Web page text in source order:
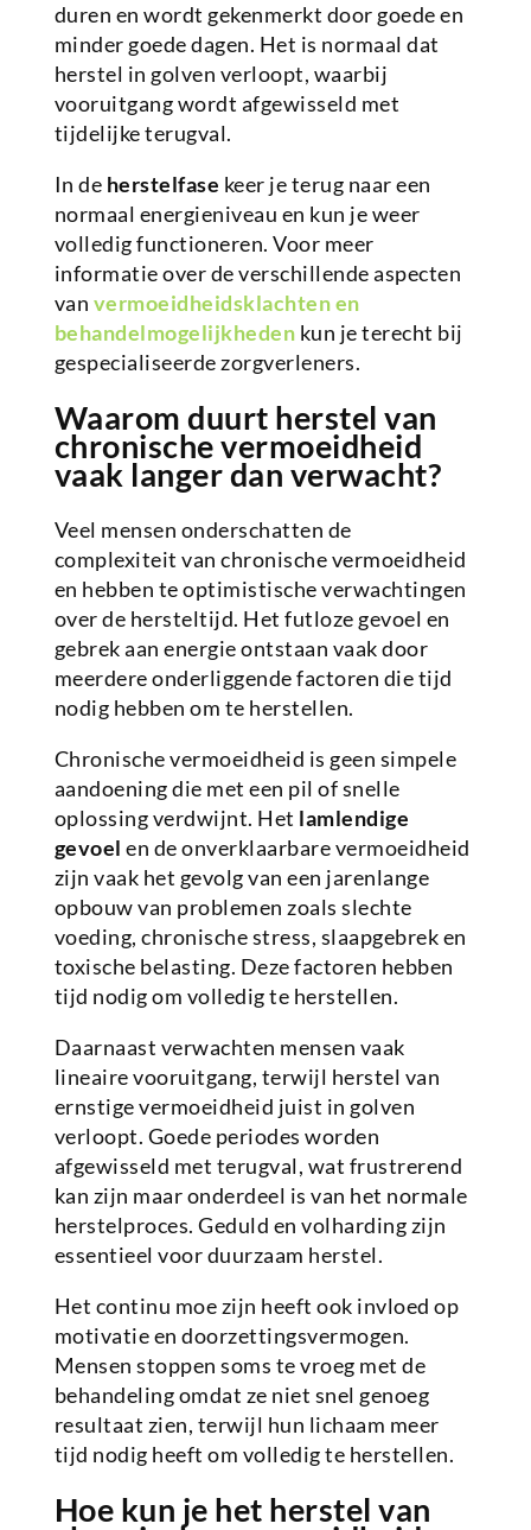
duren en wordt gekenmerkt door goede en
minder goede dagen. Het is normaal dat
herstel in golven verloopt, waarbij
vooruitgang wordt afgewisseld met
tijdelijke terugval.
In de herstelfase keer je terug naar een
normaal energieniveau en kun je weer
volledig functioneren. Voor meer
informatie over de verschillende aspecten
van vermoeidheidsklachten en
behandelmogelijkheden kun je terecht bij
gespecialiseerde zorgverleners.
Waarom duurt herstel van
chronische vermoeidheid
vaak langer dan verwacht?
Veel mensen onderschatten de
complexiteit van chronische vermoeidheid
en hebben te optimistische verwachtingen
over de hersteltijd. Het futloze gevoel en
gebrek aan energie ontstaan vaak door
meerdere onderliggende factoren die tijd
nodig hebben om te herstellen.
Chronische vermoeidheid is geen simpele
aandoening die met een pil of snelle
oplossing verdwijnt. Het lamlendige
gevoel en de onverklaarbare vermoeidheid
zijn vaak het gevolg van een jarenlange
opbouw van problemen zoals slechte
voeding, chronische stress, slaapgebrek en
toxische belasting. Deze factoren hebben
tijd nodig om volledig te herstellen.
Daarnaast verwachten mensen vaak
lineaire vooruitgang, terwijl herstel van
ernstige vermoeidheid juist in golven
verloopt. Goede periodes worden
afgewisseld met terugval, wat frustrerend
kan zijn maar onderdeel is van het normale
herstelproces. Geduld en volharding zijn
essentieel voor duurzaam herstel.
Het continu moe zijn heeft ook invloed op
motivatie en doorzettingsvermogen.
Mensen stoppen soms te vroeg met de
behandeling omdat ze niet snel genoeg
resultaat zien, terwijl hun lichaam meer
tijd nodig heeft om volledig te herstellen.
Hoe kun je het herstel van